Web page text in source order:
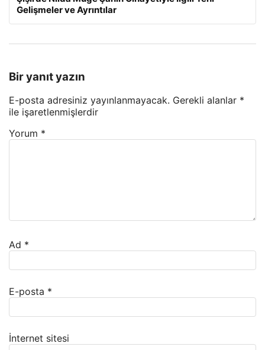
Gelişmeler ve Ayrıntılar
Bir yanıt yazın
E-posta adresiniz yayınlanmayacak. Gerekli alanlar *
ile işaretlenmişlerdir
Yorum *
Ad *
E-posta *
İnternet sitesi